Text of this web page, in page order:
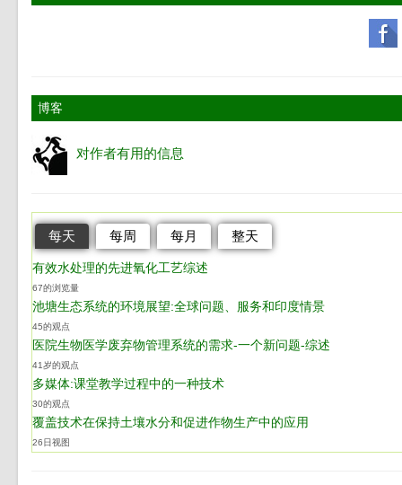
博客
对作者有用的信息
每天 每周 每月 整天
有效水处理的先进氧化工艺综述
67的浏览量
池塘生态系统的环境展望:全球问题、服务和印度情景
45的观点
医院生物医学废弃物管理系统的需求-一个新问题-综述
41岁的观点
多媒体:课堂教学过程中的一种技术
30的观点
覆盖技术在保持土壤水分和促进作物生产中的应用
26日视图